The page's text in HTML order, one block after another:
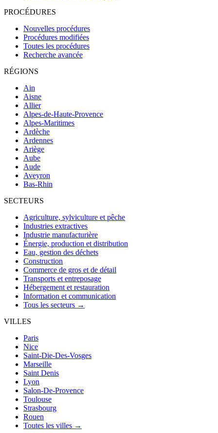
PROCÉDURES
Nouvelles procédures
Procédures modifiées
Toutes les procédures
Recherche avancée
RÉGIONS
Ain
Aisne
Allier
Alpes-de-Haute-Provence
Alpes-Maritimes
Ardèche
Ardennes
Ariège
Aube
Aude
Aveyron
Bas-Rhin
SECTEURS
Agriculture, sylviculture et pêche
Industries extractives
Industrie manufacturière
Énergie, production et distribution
Eau, gestion des déchets
Construction
Commerce de gros et de détail
Transports et entreposage
Hébergement et restauration
Information et communication
Tous les secteurs →
VILLES
Paris
Nice
Saint-Die-Des-Vosges
Marseille
Saint Denis
Lyon
Salon-De-Provence
Toulouse
Strasbourg
Rouen
Toutes les villes →